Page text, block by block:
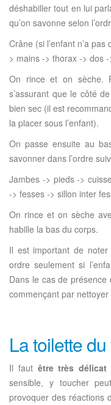
déshabiller tout en lui
qu’on savonne selon
Crâne (si l’enfant n’a
> mains -> thorax -> dos
On rince et on sèche.
s’assurant que le côté
bien sec (il est
la placer sous l’enfant).
On passe ensuite au
savonner dans l’ordre
Jambes -> pieds ->
-> fesses -> sillon inter
On rince et on sèche
habille la bas du corps.
Il est important de
ordre seulement si
Dans le cas de
commençant par
La toilette
Il faut être très
sensible, y toucher
provoquer des réactions